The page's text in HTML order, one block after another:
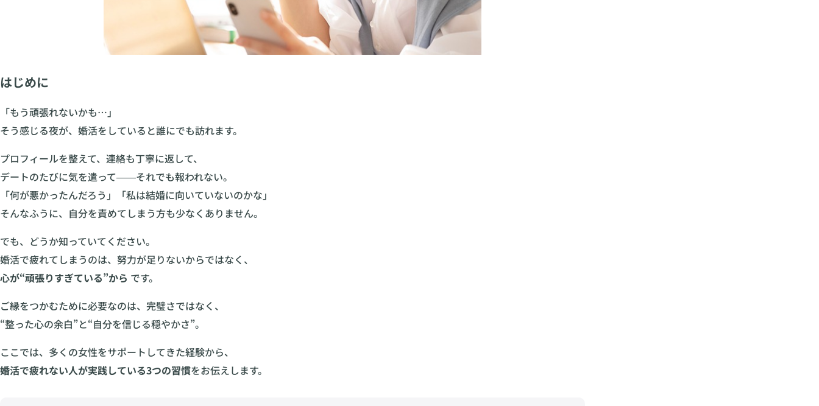
はじめに
「もう頑張れないかも…」
そう感じる夜が、婚活をしていると誰にでも訪れます。
プロフィールを整えて、連絡も丁寧に返して、
デートのたびに気を遣って――それでも報われない。
「何が悪かったんだろう」「私は結婚に向いていないのかな」
そんなふうに、自分を責めてしまう方も少なくありません。
でも、どうか知っていてください。
婚活で疲れてしまうのは、努力が足りないからではなく、
心が“頑張りすぎている”から です。
ご縁をつかむために必要なのは、完璧さではなく、
“整った心の余白”と“自分を信じる穏やかさ”。
ここでは、多くの女性をサポートしてきた経験から、
婚活で疲れない人が実践している3つの習慣をお伝えします。